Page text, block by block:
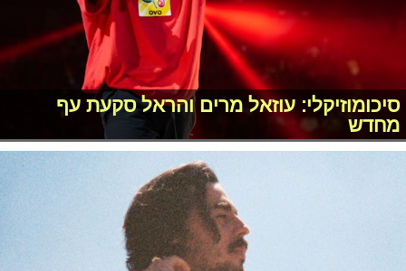
סיכומוזיקלי: עוזאל מרים והראל סקעת עף
מחדש